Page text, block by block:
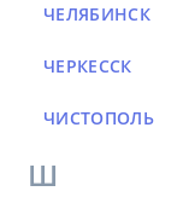
ЧЕЛЯБИНСК
ЧЕРКЕССК
ЧИСТОПОЛЬ
Ш